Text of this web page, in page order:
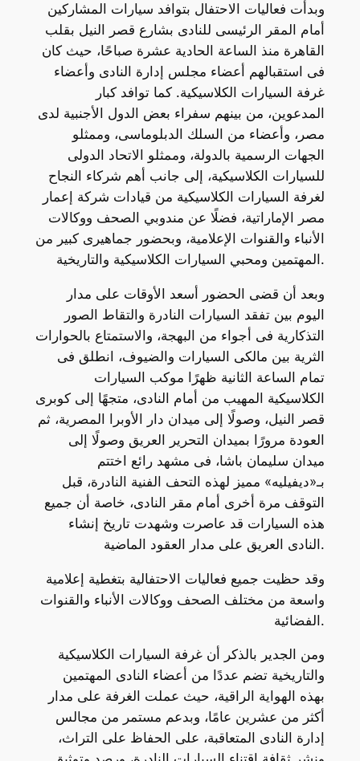
وبدأت فعاليات الاحتفال بتوافد سيارات المشاركين
أمام المقر الرئيسى للنادى بشارع قصر النيل بقلب
القاهرة منذ الساعة الحادية عشرة صباحًا، حيث كان
فى استقبالهم أعضاء مجلس إدارة النادى وأعضاء
غرفة السيارات الكلاسيكية. كما توافد كبار
المدعوين، من بينهم سفراء بعض الدول الأجنبية لدى
مصر، وأعضاء من السلك الدبلوماسى، وممثلو
الجهات الرسمية بالدولة، وممثلو الاتحاد الدولى
للسيارات الكلاسيكية، إلى جانب أهم شركاء النجاح
لغرفة السيارات الكلاسيكية من قيادات شركة إعمار
مصر الإماراتية، فضلًا عن مندوبي الصحف ووكالات
الأنباء والقنوات الإعلامية، وبحضور جماهيرى كبير من
المهتمين ومحبي السيارات الكلاسيكية والتاريخية.
وبعد أن قضى الحضور أسعد الأوقات على مدار
اليوم بين تفقد السيارات النادرة والتقاط الصور
التذكارية فى أجواء من البهجة، والاستمتاع بالحوارات
الثرية بين مالكى السيارات والضيوف، انطلق فى
تمام الساعة الثانية ظهرًا موكب السيارات
الكلاسيكية المهيب من أمام النادى، متجهًا إلى كوبرى
قصر النيل، وصولًا إلى ميدان دار الأوبرا المصرية، ثم
العودة مرورًا بميدان التحرير العريق وصولًا إلى
ميدان سليمان باشا، فى مشهد رائع اختتم
بـ«ديفيليه» مميز لهذه التحف الفنية النادرة، قبل
التوقف مرة أخرى أمام مقر النادى، خاصة أن جميع
هذه السيارات قد عاصرت وشهدت تاريخ إنشاء
النادى العريق على مدار العقود الماضية.
وقد حظيت جميع فعاليات الاحتفالية بتغطية إعلامية
واسعة من مختلف الصحف ووكالات الأنباء والقنوات
الفضائية.
ومن الجدير بالذكر أن غرفة السيارات الكلاسيكية
والتاريخية تضم عددًا من أعضاء النادى المهتمين
بهذه الهواية الراقية، حيث عملت الغرفة على مدار
أكثر من عشرين عامًا، وبدعم مستمر من مجالس
إدارة النادى المتعاقبة، على الحفاظ على التراث،